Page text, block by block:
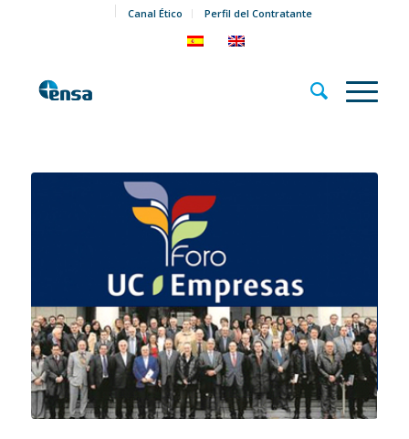
Canal Ético Perfil del Contratante